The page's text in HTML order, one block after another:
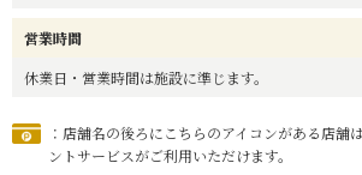
営業時間
休業日・営業時間は施設に準じます。
：店舗名の後ろにこちらのアイコンがある店舗
ントサービスがご利用いただけます。